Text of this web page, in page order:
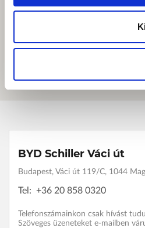
BYD Schiller Váci út
Budapest, Váci út 119/C, 1044
Tel: +36 20 858 0320
Telefonszámainkon csak hívást
Szöveges üzeneteket e-mailben